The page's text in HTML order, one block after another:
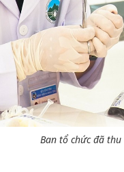
Ban tổ chức đã